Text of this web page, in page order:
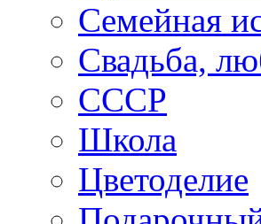
Семейная
Свадьба,
СССР
Школа
Цветоделие